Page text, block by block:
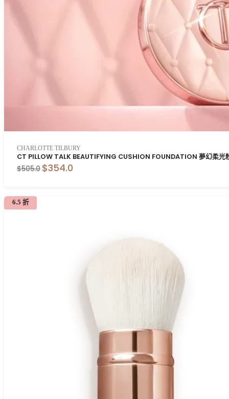
CHARLOTTE TILBURY
CT PILLOW TALK BEAUTIFYING CUSHION FOUNDATION 夢幻柔光
$505.0 $354.0
6.5 折